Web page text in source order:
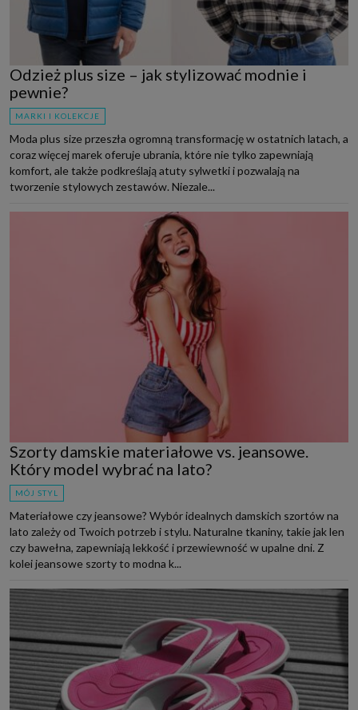
Odzież plus size – jak stylizować modnie i
pewnie?
MARKI I KOLEKCJE
Moda plus size przeszła ogromną transformację w ostatnich latach, a
coraz więcej marek oferuje ubrania, które nie tylko zapewniają
komfort, ale także podkreślają atuty sylwetki i pozwalają na
tworzenie stylowych zestawów. Niezale...
Szorty damskie materiałowe vs. jeansowe.
Który model wybrać na lato?
MÓJ STYL
Materiałowe czy jeansowe? Wybór idealnych damskich szortów na
lato zależy od Twoich potrzeb i stylu. Naturalne tkaniny, takie jak len
czy bawełna, zapewniają lekkość i przewiewność w upalne dni. Z
kolei jeansowe szorty to modna k...